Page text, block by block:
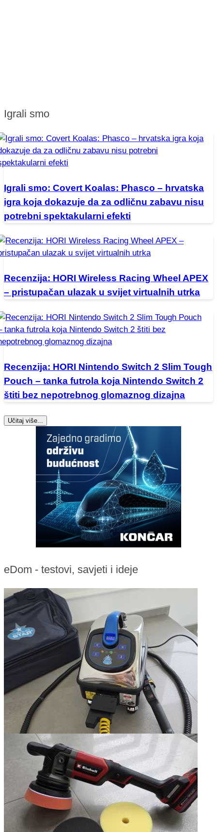
Igrali smo
Igrali smo: Covert Koalas: Phasco – hrvatska
igra koja dokazuje da za odličnu zabavu nisu
potrebni spektakularni efekti
Recenzija: HORI Wireless Racing Wheel APEX
– pristupačan ulazak u svijet virtualnih utrka
Recenzija: HORI Nintendo Switch 2 Slim Tough
Pouch – tanka futrola koja Nintendo Switch 2
štiti bez nepotrebnog glomaznog dizajna
Učitaj više...
eDom - testovi, savjeti i ideje